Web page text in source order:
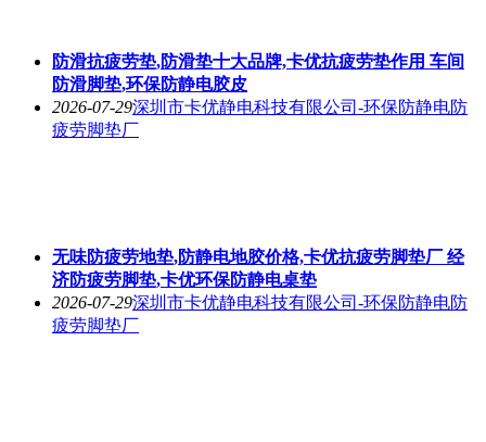
防滑抗疲劳垫,防滑垫十大品牌,卡优抗疲劳垫作用 车间
防滑脚垫,环保防静电胶皮
2026-07-29深圳市卡优静电科技有限公司-环保防静电防
疲劳脚垫厂
无味防疲劳地垫,防静电地胶价格,卡优抗疲劳脚垫厂 经
济防疲劳脚垫,卡优环保防静电桌垫
2026-07-29深圳市卡优静电科技有限公司-环保防静电防
疲劳脚垫厂